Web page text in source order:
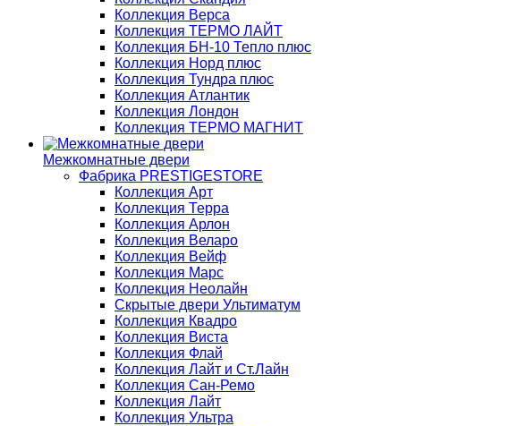
Коллекция Верса
Коллекция ТЕРМО ЛАЙТ
Коллекция БН-10 Тепло плюс
Коллекция Норд плюс
Коллекция Тундра плюс
Коллекция Атлантик
Коллекция Лондон
Коллекция ТЕРМО МАГНИТ
Межкомнатные двери
Фабрика PRESTIGESTORE
Коллекция Арт
Коллекция Терра
Коллекция Арлон
Коллекция Веларо
Коллекция Вейф
Коллекция Марс
Коллекция Неолайн
Скрытые двери Ультиматум
Коллекция Квадро
Коллекция Виста
Коллекция Флай
Коллекция Лайт и Ст.Лайн
Коллекция Сан-Ремо
Коллекция Лайт
Коллекция Ультра